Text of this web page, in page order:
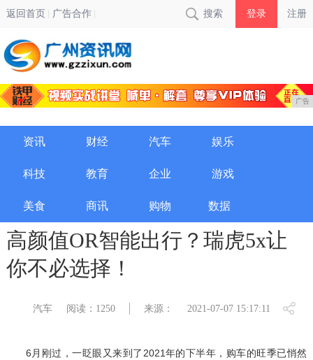
返回首页 广告合作 搜索 登录 注册
广告
资讯 财经 汽车 娱乐
科技 教育 企业 游戏
美食 商讯 购物 数据
高颜值OR智能出行？瑞虎5x让
你不必选择！
汽车 阅读：1250 来源： 2021-07-07 15:17:11
6月刚过，一眨眼又来到了2021年的下半年，购车的旺季已悄然